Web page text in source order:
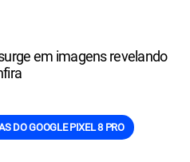
em imagens revelando
DO GOOGLE PIXEL 8 PRO